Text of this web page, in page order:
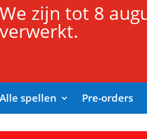
We zijn tot 8
verwerkt.
Alle spellen Pre-orders